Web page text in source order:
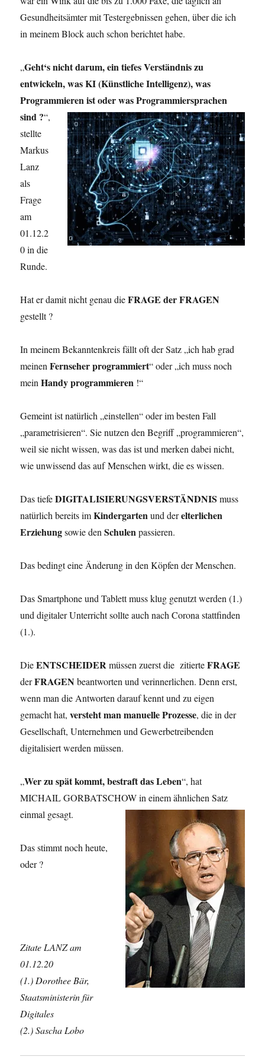
Gesundheitsämter mit Testergebnissen gehen, über die ich
in meinem Block auch schon berichtet habe.
„Geht‘s nicht darum, ein tiefes Verständnis zu
entwickeln, was KI (Künstliche Intelligenz), was
Programmieren ist oder wasProgrammiersprachen
sind ?“,
stellte
Markus
Lanz
als
Frage
am
01.12.2
0 in die
Runde.
Hat er damit nicht genau dieFRAGE der FRAGEN
gestellt ?
In meinem Bekanntenkreis fällt oft der Satz „ich hab grad
meinenFernseher programmiert“ oder „ich muss noch
meinHandy programmieren !“
Gemeint ist natürlich „einstellen“ oder im besten Fall
„parametrisieren“. Sie nutzen den Begriff „programmieren“,
weil sie nicht wissen, was das ist und merken dabei nicht,
wie unwissend das aufMenschen wirkt, die es wissen.
Das tiefeDIGITALISIERUNGSVERSTÄNDNIS muss
natürlich bereits imKindergartenund derelterlichen
Erziehungsowie denSchulenpassieren.
Das bedingt eine Änderung in den Köpfen der Menschen.
Das Smartphone und Tablett muss klug genutzt werden (1.)
und digitaler Unterricht sollte auch nach Corona stattfinden
(1.).
DieENTSCHEIDERmüssen zuerst die zitierteFRAGE
derFRAGEN beantworten und verinnerlichen. Denn erst,
wenn man die Antworten darauf kennt und zu eigen
gemacht hat,versteht man manuelle Prozesse, die in der
Gesellschaft, Unternehmen und Gewerbetreibenden
digitalisiert werden müssen.
„Wer zu spät kommt, bestraft das Leben“, hat
MICHAIL GORBATSCHOW in einem ähnlichen Satz
einmal gesagt.
Das stimmt noch heute,
oder ?
Zitate LANZ am
01.12.20
(1.) Dorothee Bär,
Staatsministerin für
Digitales
(2.) Sascha Lobo